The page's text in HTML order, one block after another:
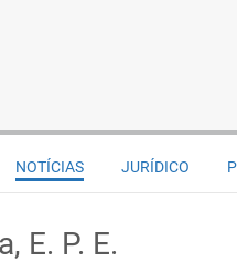
NOTÍCIAS JURÍDICO
E. P. E.